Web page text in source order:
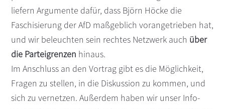
liefern Argumente dafür, dass Björn Höcke die
Faschisierung der AfD maßgeblich vorangetrieben hat,
und wir beleuchten sein rechtes Netzwerk auch über
die Parteigrenzen hinaus.
Im Anschluss an den Vortrag gibt es die Möglichkeit,
Fragen zu stellen, in die Diskussion zu kommen, und
sich zu vernetzen. Außerdem haben wir unser Info-